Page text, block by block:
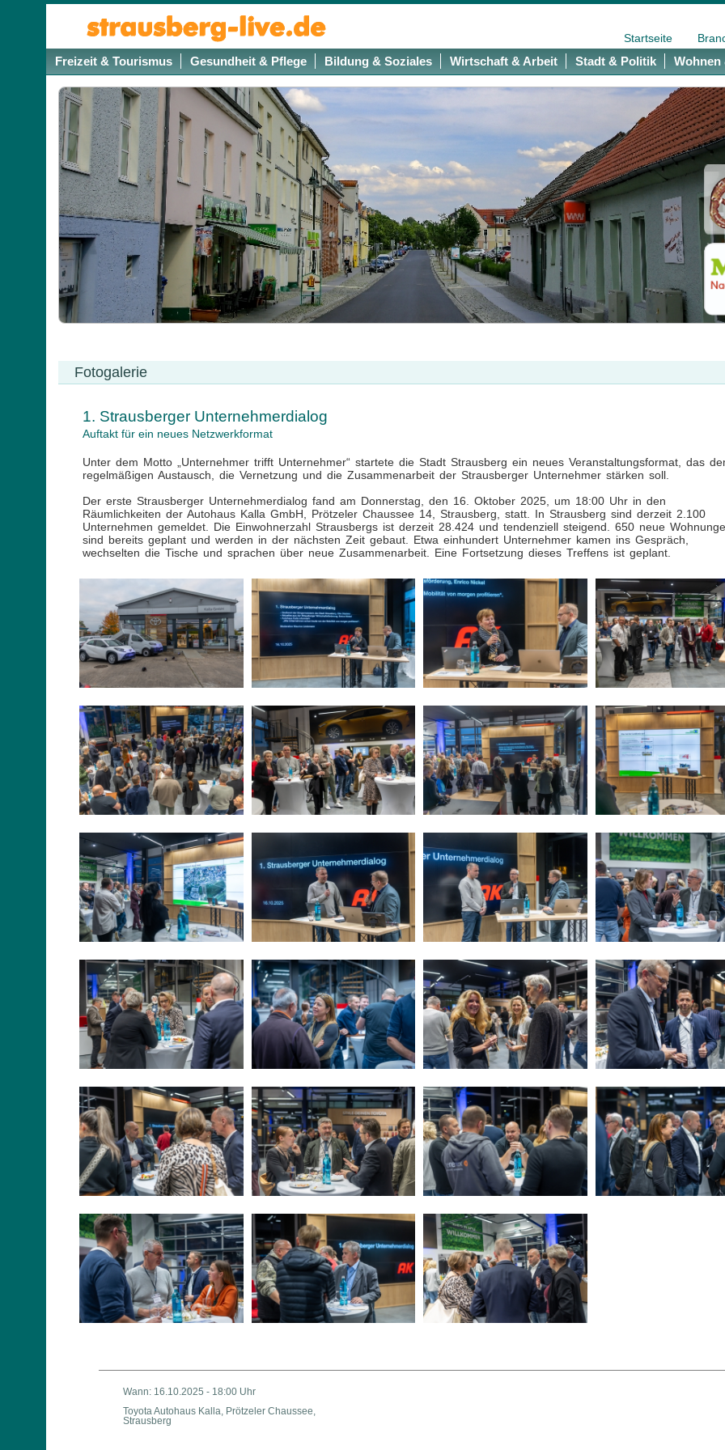
Startseite
Freizeit & Tourismus Gesundheit & Pflege Bildung & Soziales Wirtschaft & Arbeit Stadt & Politik Wohnen
Fotogalerie
1. Strausberger Unternehmerdialog
Auftakt für ein neues Netzwerkformat
Unter dem Motto „Unternehmer trifft Unternehmer“ startete die Stadt Strausberg ein neues Veranstaltungsformat, das
regelmäßigen Austausch, die Vernetzung und die Zusammenarbeit der Strausberger Unternehmer stärken soll.
Der erste Strausberger Unternehmerdialog fand am Donnerstag, den 16. Oktober 2025, um 18:00 Uhr in den
Räumlichkeiten der Autohaus Kalla GmbH, Prötzeler Chaussee 14, Strausberg, statt. In Strausberg sind derzeit 2.100
Unternehmen gemeldet. Die Einwohnerzahl Strausbergs ist derzeit 28.424 und tendenziell steigend. 650 neue
sind bereits geplant und werden in der nächsten Zeit gebaut. Etwa einhundert Unternehmer kamen ins Gespräch,
wechselten die Tische und sprachen über neue Zusammenarbeit. Eine Fortsetzung dieses Treffens ist geplant.
Wann: 16.10.2025 - 18:00 Uhr
Toyota Autohaus Kalla, Prötzeler Chaussee,
Strausberg